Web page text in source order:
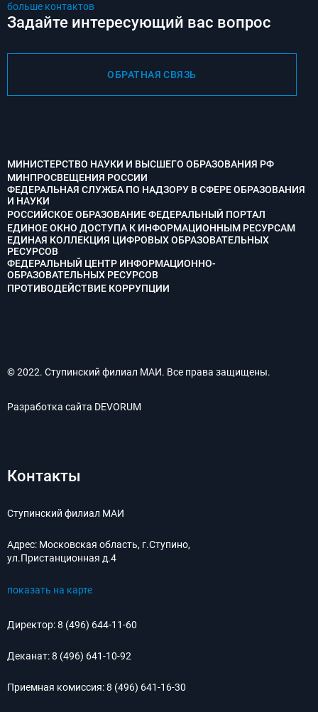
больше контактов
Задайте интересующий вас вопрос
ОБРАТНАЯ СВЯЗЬ
МИНИСТЕРСТВО НАУКИ И ВЫСШЕГО ОБРАЗОВАНИЯ РФ
МИНПРОСВЕЩЕНИЯ РОССИИ
ФЕДЕРАЛЬНАЯ СЛУЖБА ПО НАДЗОРУ В СФЕРЕ ОБРАЗОВАНИЯ
И НАУКИ
РОССИЙСКОЕ ОБРАЗОВАНИЕ ФЕДЕРАЛЬНЫЙ ПОРТАЛ
ЕДИНОЕ ОКНО ДОСТУПА К ИНФОРМАЦИОННЫМ РЕСУРСАМ
ЕДИНАЯ КОЛЛЕКЦИЯ ЦИФРОВЫХ ОБРАЗОВАТЕЛЬНЫХ
РЕСУРСОВ
ФЕДЕРАЛЬНЫЙ ЦЕНТР ИНФОРМАЦИОННО-
ОБРАЗОВАТЕЛЬНЫХ РЕСУРСОВ
ПРОТИВОДЕЙСТВИЕ КОРРУПЦИИ
© 2022. Ступинский филиал МАИ. Все права защищены.
Разработка сайта DEVORUM
Контакты
Ступинский филиал МАИ
Адрес: Московская область, г.Ступино,
ул.Пристанционная д.4
показать на карте
Директор:8 (496) 644-11-60
Деканат:8 (496) 641-10-92
Приемная комиссия:8 (496) 641-16-30